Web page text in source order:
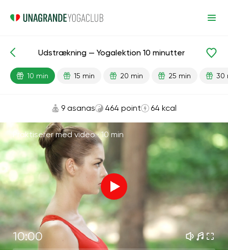
Færdiglavede lektioner Fleksibilitet
Udstrækning — Yogalektion 10 minutter
10 min 15 min 20 min 25 min 30
9 asanas 464 point 64 kcal
Praktiserer med video ·10 min
10:00